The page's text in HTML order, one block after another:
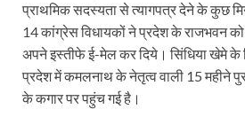
प्राथमिक सदस्यता से त्यागपत्र देने के कुछ
14 कांग्रेस विधायकों ने प्रदेश के राजभवन
अपने इस्तीफे ई-मेल कर दिये। सिंधिया खेमे
प्रदेश में कमलनाथ के नेतृत्व वाली 15 महीने
के कगार पर पहुंच गई है।